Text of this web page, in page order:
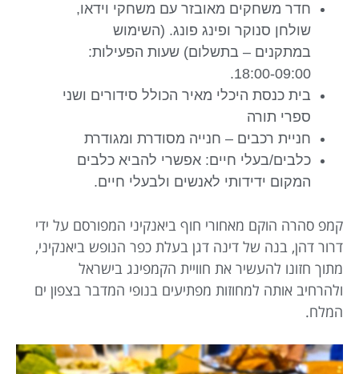
חדר משחקים מאובזר עם משחקי וידאו,
שולחן סנוקר ופינג פונג. (השימוש
במתקנים – בתשלום) שעות הפעילות:
18:00-09:00.
בית כנסת היכלי מאיר הכולל סידורים ושני
ספרי תורה
חניית רכבים – חנייה מסודרת ומגודרת
כלבים/בעלי חיים: אפשרי להביא כלבים
המקום ידידותי לאנשים ולבעלי חיים.
קמפ סהרה הוקם מאחורי חוף ביאנקיני המפורסם על ידי
דרור דהן, בנה של דינה דגן בעלת כפר הנופש ביאנקיני,
מתוך חזונו להעשיר את חוויית הקמפינג בישראל
ולהרחיב אותה למחוזות מפתיעים בנופי המדבר בצפון ים
המלח.